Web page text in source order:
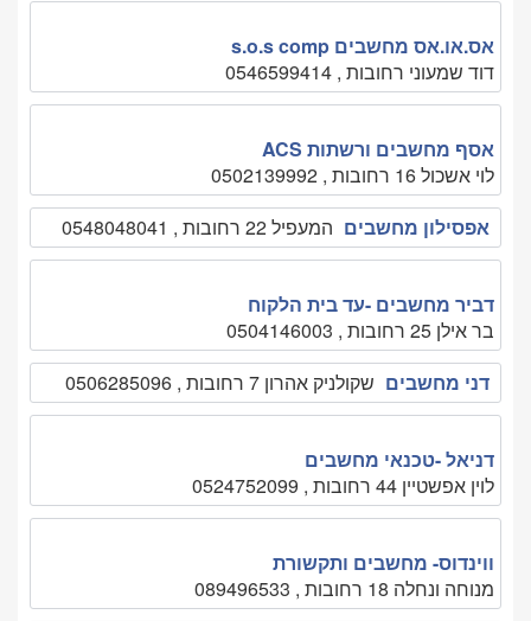
אס.או.אס מחשבים s.o.s comp
דוד שמעוני רחובות , 0546599414
אסף מחשבים ורשתות ACS
לוי אשכול 16 רחובות , 0502139992
אפסילון מחשבים המעפיל 22 רחובות , 0548048041
דביר מחשבים -עד בית הלקוח
בר אילן 25 רחובות , 0504146003
דני מחשבים שקולניק אהרון 7 רחובות , 0506285096
דניאל -טכנאי מחשבים
לוין אפשטיין 44 רחובות , 0524752099
ווינדוס- מחשבים ותקשורת
מנוחה ונחלה 18 רחובות , 089496533